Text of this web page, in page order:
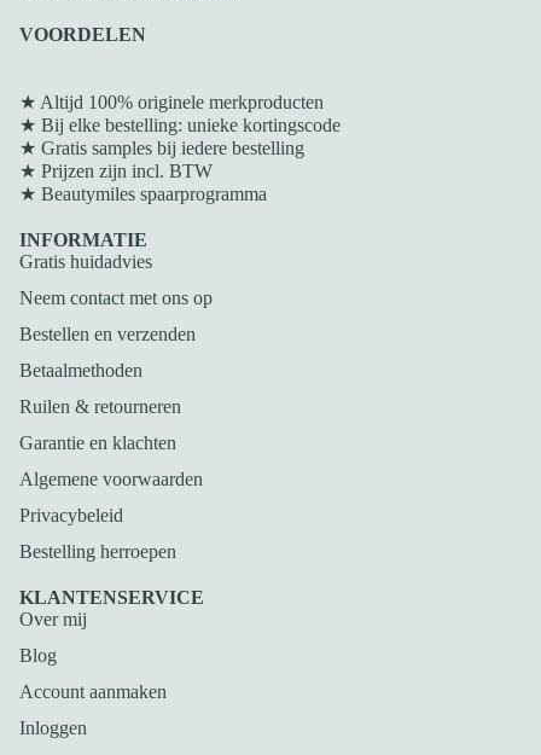
VOORDELEN
★ Altijd 100% originele merkproducten
★ Bij elke bestelling: unieke kortingscode
★ Gratis samples bij iedere bestelling
★ Prijzen zijn incl. BTW
★ Beautymiles spaarprogramma
INFORMATIE
Gratis huidadvies
Neem contact met ons op
Bestellen en verzenden
Betaalmethoden
Ruilen & retourneren
Garantie en klachten
Algemene voorwaarden
Privacybeleid
Bestelling herroepen
KLANTENSERVICE
Over mij
Blog
Account aanmaken
Inloggen
Verzendbeleid